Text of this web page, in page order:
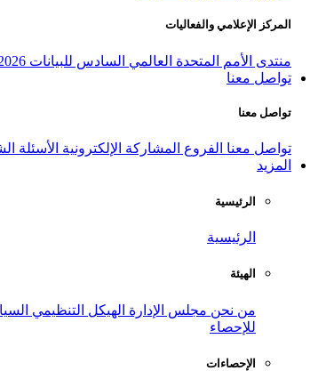
المركز الإعلامي والفعاليات
منتدى الأمم المتحدة العالمي السادس للبيانات 2026
تواصل معنا
تواصل معنا
تواصل معنا الفروع المشاركة الإلكترونية الأسئلة
المزيد
الرئيسية
الرئيسية
الهيئة
من نحن مجلس الإدارة الهيكل التنظيمي
للإحصاء
الإحصاءات